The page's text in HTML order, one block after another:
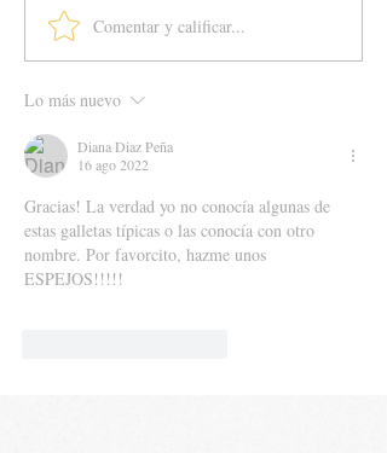
Comentar y calificar...
Lo más nuevo
Diana Diaz Peña
16 ago 2022
Gracias! La verdad yo no conocía algunas de
estas galletas típicas o las conocía con otro
nombre. Por favorcito, hazme unos
ESPEJOS!!!!!